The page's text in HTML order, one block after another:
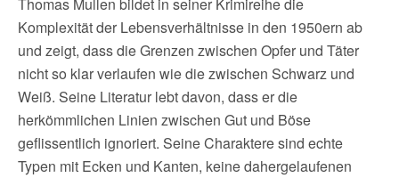
Komplexität der Lebensverhältnisse in den 1950ern ab
und zeigt, dass die Grenzen zwischen Opfer und Täter
nicht so klar verlaufen wie die zwischen Schwarz und
Weiß. Seine Literatur lebt davon, dass er die
herkömmlichen Linien zwischen Gut und Böse
geflissentlich ignoriert. Seine Charaktere sind echte
Typen mit Ecken und Kanten, keine dahergelaufenen